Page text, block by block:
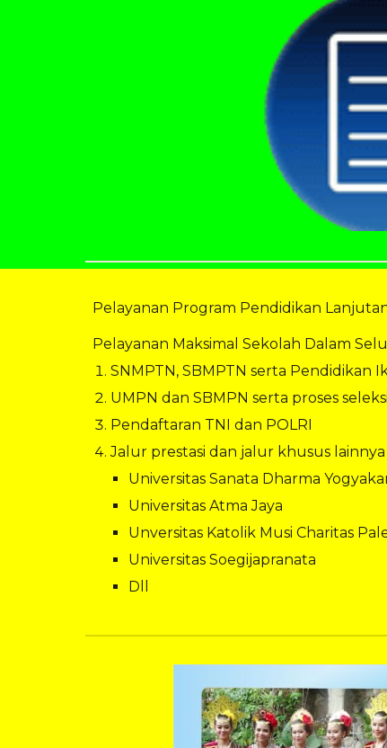
Pelayanan Program Pendidikan
Pelayanan Maksimal Sekolah Dalam
SNMPTN, SBMPTN serta Pendidikan
UMPN dan SBMPN serta proses
Pendaftaran TNI dan POLRI
Jalur prestasi dan jalur khusus
Universitas Sanata Dharma
Universitas Atma Jaya
Unversitas Katolik Musi Charitas
Universitas Soegijapranata
Dll